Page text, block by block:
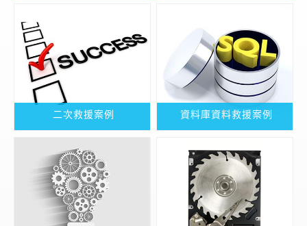
二次救援案例 資料庫資料救援案例